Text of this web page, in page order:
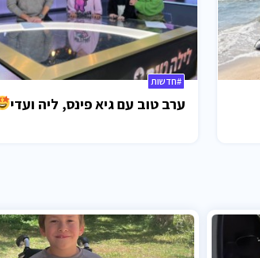
#חדשות
ערב טוב עם גיא פינס, ליה ועדי